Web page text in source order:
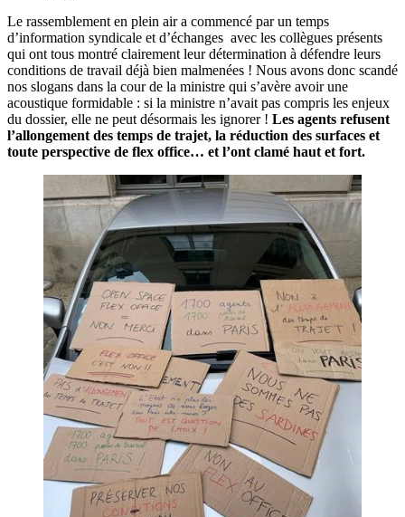
Le rassemblement en plein air a commencé par un temps
d’information syndicale et d’échanges avec les collègues présents
qui ont tous montré clairement leur détermination à défendre leurs
conditions de travail déjà bien malmenées ! Nous avons donc scandé
nos slogans dans la cour de la ministre qui s’avère avoir une
acoustique formidable : si la ministre n’avait pas compris les enjeux
du dossier, elle ne peut désormais les ignorer ! Les agents refusent
l’allongement des temps de trajet, la réduction des surfaces et
toute perspective de flex office… et l’ont clamé haut et fort.